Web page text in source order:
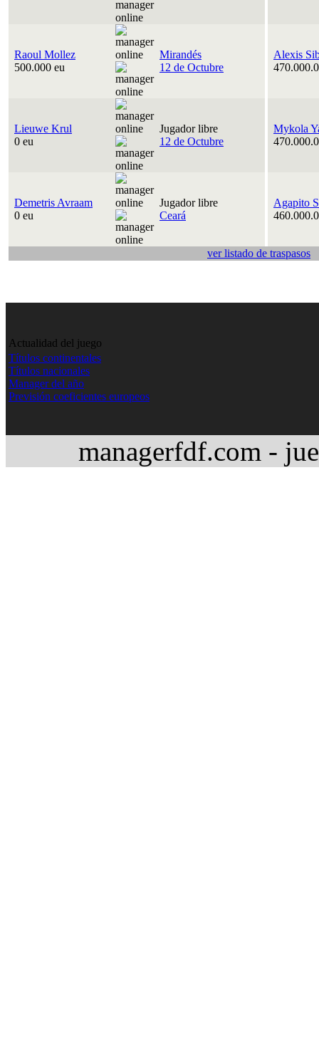
Raoul Mollez
500.000 eu
Mirandés
12 de Octubre
Alexis
Lieuwe Krul
0 eu
Jugador libre
12 de Octubre
Mykola
Demetris Avraam
0 eu
Jugador libre
Ceará
Agapito
ver listado de traspasos
Actualidad del juego
Títulos continentales
Títulos nacionales
Manager del año
Previsión coeficientes europeos
managerfdf.com -